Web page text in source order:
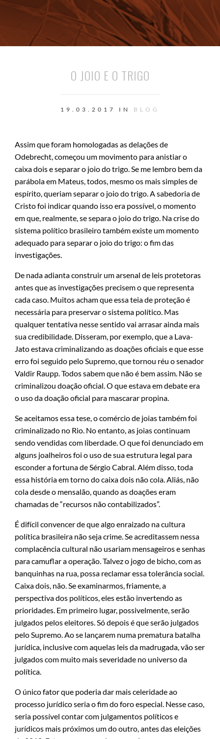
O JOIO E O TRIGO
19.03.2017 IN BLOG
Assim que foram homologadas as delações de
Odebrecht, começou um movimento para anistiar o
caixa dois e separar o joio do trigo. Se me lembro bem da
parábola em Mateus, todos, mesmo os mais simples de
espírito, queriam separar o joio do trigo. A sabedoria de
Cristo foi indicar quando isso era possível, o momento
em que, realmente, se separa o joio do trigo. Na crise do
sistema político brasileiro também existe um momento
adequado para separar o joio do trigo: o fim das
investigações.
De nada adianta construir um arsenal de leis protetoras
antes que as investigações precisem o que representa
cada caso. Muitos acham que essa teia de proteção é
necessária para preservar o sistema político. Mas
qualquer tentativa nesse sentido vai arrasar ainda mais
sua credibilidade. Disseram, por exemplo, que a Lava-
Jato estava criminalizando as doações oficiais e que esse
erro foi seguido pelo Supremo, que tornou réu o senador
Valdir Raupp. Todos sabem que não é bem assim. Não se
criminalizou doação oficial. O que estava em debate era
o uso da doação oficial para mascarar propina.
Se aceitamos essa tese, o comércio de joias também foi
criminalizado no Rio. No entanto, as joias continuam
sendo vendidas com liberdade. O que foi denunciado em
alguns joalheiros foi o uso de sua estrutura legal para
esconder a fortuna de Sérgio Cabral. Além disso, toda
essa história em torno do caixa dois não cola. Aliás, não
cola desde o mensalão, quando as doações eram
chamadas de “recursos não contabilizados”.
É difícil convencer de que algo enraizado na cultura
política brasileira não seja crime. Se acreditassem nessa
complacência cultural não usariam mensageiros e senhas
para camuflar a operação. Talvez o jogo de bicho, com as
banquinhas na rua, possa reclamar essa tolerância social.
Caixa dois, não. Se examinarmos, friamente, a
perspectiva dos políticos, eles estão invertendo as
prioridades. Em primeiro lugar, possivelmente, serão
julgados pelos eleitores. Só depois é que serão julgados
pelo Supremo. Ao se lançarem numa prematura batalha
jurídica, inclusive com aquelas leis da madrugada, vão ser
julgados com muito mais severidade no universo da
política.
O único fator que poderia dar mais celeridade ao
processo jurídico seria o fim do foro especial. Nesse caso,
seria possível contar com julgamentos políticos e
jurídicos mais próximos um do outro, antes das eleições